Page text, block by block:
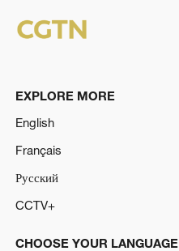
EXPLORE MORE
English
Français
Русский
CCTV+
CHOOSE YOUR LANGUAGE